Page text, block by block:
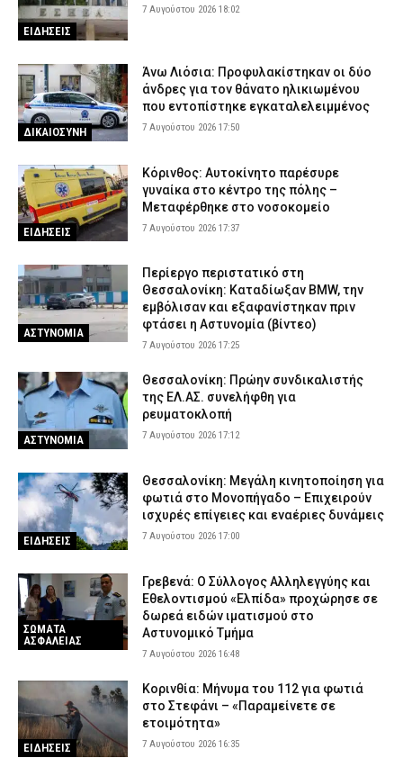
γιος – Βίντεο-σοκ από τη στιγμή της σύγκρουσης του ΙΧ με
φορτηγό
ΕΙΔΗΣΕΙΣ
7 Αυγούστου 2026 18:02
ΔΙΚΑΙΟΣΥΝΗ
Άνω Λιόσια: Προφυλακίστηκαν οι δύο
άνδρες για τον θάνατο ηλικιωμένου
που εντοπίστηκε εγκαταλελειμμένος
7 Αυγούστου 2026 17:50
ΕΙΔΗΣΕΙΣ
Κόρινθος: Αυτοκίνητο παρέσυρε
γυναίκα στο κέντρο της πόλης –
Μεταφέρθηκε στο νοσοκομείο
7 Αυγούστου 2026 17:37
ΑΣΤΥΝΟΜΙΑ
Περίεργο περιστατικό στη
Θεσσαλονίκη: Καταδίωξαν BMW, την
εμβόλισαν και εξαφανίστηκαν πριν
φτάσει η Αστυνομία (βίντεο)
7 Αυγούστου 2026 17:25
ΑΣΤΥΝΟΜΙΑ
Θεσσαλονίκη: Πρώην συνδικαλιστής
της ΕΛ.ΑΣ. συνελήφθη για
ρευματοκλοπή
7 Αυγούστου 2026 17:12
ΕΙΔΗΣΕΙΣ
Θεσσαλονίκη: Μεγάλη κινητοποίηση για
φωτιά στο Μονοπήγαδο – Επιχειρούν
ισχυρές επίγειες και εναέριες δυνάμεις
7 Αυγούστου 2026 17:00
ΣΩΜΑΤΑ
ΑΣΦΑΛΕΙΑΣ
Γρεβενά: Ο Σύλλογος Αλληλεγγύης και
Εθελοντισμού «Ελπίδα» προχώρησε σε
δωρεά ειδών ιματισμού στο
Αστυνομικό Τμήμα
7 Αυγούστου 2026 16:48
ΕΙΔΗΣΕΙΣ
Κορινθία: Μήνυμα του 112 για φωτιά
στο Στεφάνι – «Παραμείνετε σε
ετοιμότητα»
7 Αυγούστου 2026 16:35